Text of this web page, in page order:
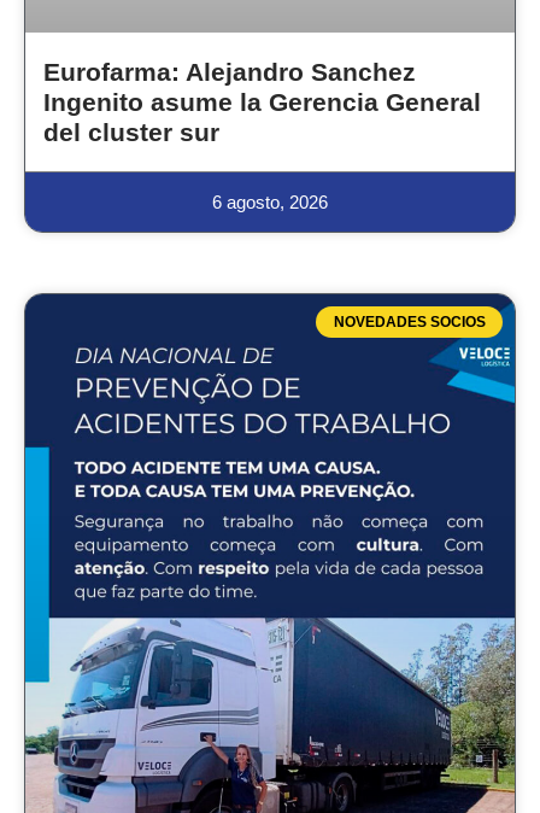
Eurofarma: Alejandro Sanchez
Ingenito asume la Gerencia General
del cluster sur
6 agosto, 2026
NOVEDADES SOCIOS